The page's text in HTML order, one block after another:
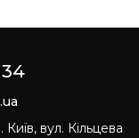
34
вул. Кільцева